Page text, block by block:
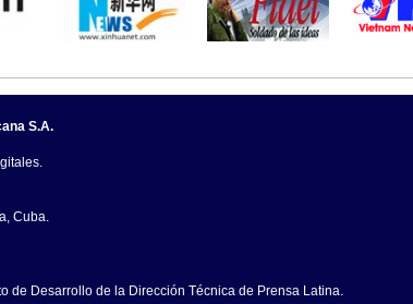
S.A.
Cuba.
de Desarrollo de la Dirección Técnica de Prensa Latina.